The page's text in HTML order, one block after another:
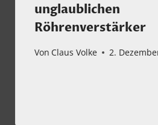
unglaublichen
Röhrenverstärker
Von Claus Volke 2.